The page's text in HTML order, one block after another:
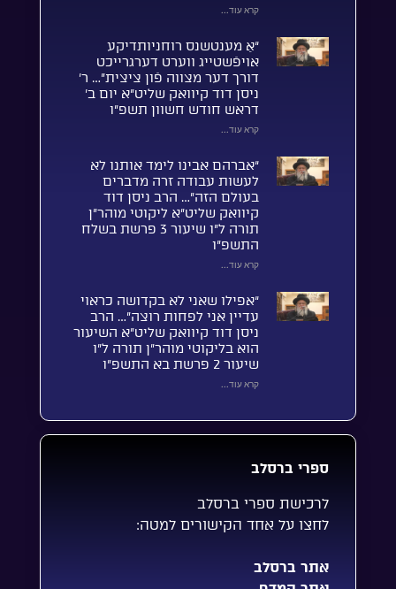
קרא עוד...
“אַ מענטשנס רוחניותדיקע
אויפֿשטייג ווערט דערגרייכט
דורך דער מצווה פֿון ציצית”… ר’
ניסן דוד קיוואק שליט”א יום ב’
דראש חודש חשוון תשפ”ו
קרא עוד...
“אברהם אבינו לימד אותנו לא
לעשות עבודה זרה מדברים
בעולם הזה”… הרב ניסן דוד
קיוואק שליט”א ליקוטי מוהר”ן
תורה ל”ו שיעור 3 פרשת בשלח
התשפ”ו
קרא עוד...
“אפילו שאני לא בקדושה כראוי
עדיין אני לפחות רוצה”… הרב
ניסן דוד קיוואק שליט”א השיעור
הוא בליקוטי מוהר”ן תורה ל”ו
שיעור 2 פרשת בא התשפ”ו
קרא עוד...
ספרי ברסלב
לרכישת ספרי ברסלב
לחצו על אחד הקישורים למטה:
אתר ברסלב